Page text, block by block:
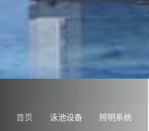
首页 泳池设备 照明系统